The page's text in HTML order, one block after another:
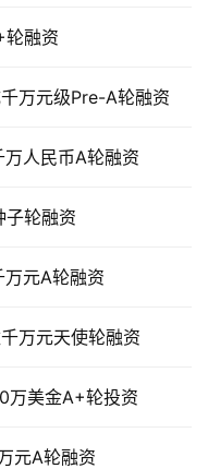
轮融资
万元级Pre-A轮融资
人民币A轮融资
子轮融资
元A轮融资
万元天使轮融资
万美金A+轮投资
元A轮融资